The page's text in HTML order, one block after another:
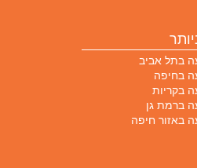
בתל אביב
בחיפה
בקריות
ברמת גן
באזור חיפה